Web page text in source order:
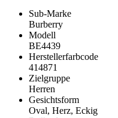
Sub-Marke
Burberry
Modell
BE4439
Herstellerfarbcode
414871
Zielgruppe
Herren
Gesichtsform
Oval, Herz, Eckig